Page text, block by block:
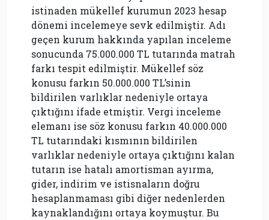
istinaden mükellef kurumun 2023 hesap
dönemi incelemeye sevk edilmiştir. Adı
geçen kurum hakkında yapılan inceleme
sonucunda 75.000.000 TL tutarında matrah
farkı tespit edilmiştir. Mükellef söz
konusu farkın 50.000.000 TL’sinin
bildirilen varlıklar nedeniyle ortaya
çıktığını ifade etmiştir. Vergi inceleme
elemanı ise söz konusu farkın 40.000.000
TL tutarındaki kısmının bildirilen
varlıklar nedeniyle ortaya çıktığını kalan
tutarın ise hatalı amortisman ayırma,
gider, indirim ve istisnaların doğru
hesaplanmaması gibi diğer nedenlerden
kaynaklandığını ortaya koymuştur. Bu